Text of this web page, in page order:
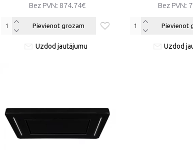
Bez PVN: 874.74€
Pievienot grozam
Uzdod jautājumu
Bez PVN:
Pievienot
Uzdod